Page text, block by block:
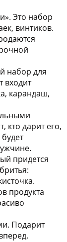
. Это набор
винтиков.
набор для
входит
карандаш,
кто дарит его,
придется
продукта
. Подарит